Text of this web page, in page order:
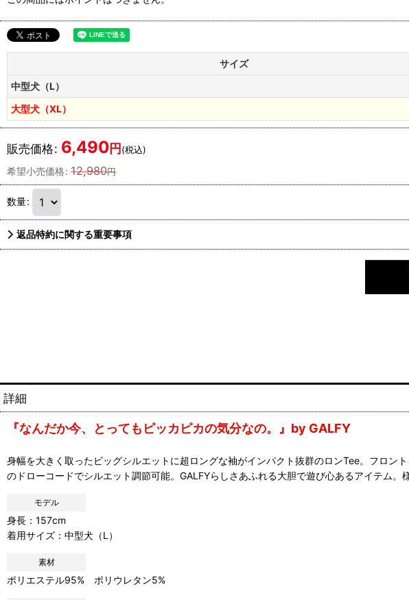
サイズ
中型犬（L）
大型犬（XL）
販売価格: 6,490円(税込)
希望小売価格: 12,980円
数量:
返品特約に関する重要事項
詳細
『なんだか今、とってもピッカピカの気分なの。』by GALFY
身幅を大きく取ったビッグシルエットに超ロングな袖がインパクト抜群のロンTee。フロ
のドローコードでシルエット調節可能。GALFYらしさあふれる大胆で遊び心あるアイテム
モデル
身長：157cm
着用サイズ：中型犬（L）
素材
ポリエステル95% ポリウレタン5%